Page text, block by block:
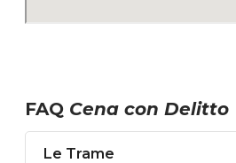
FAQ Cena con Delitto
Le Trame